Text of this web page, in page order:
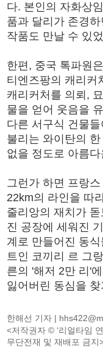
다. 본인의 자화상
품과 달리가 존경
작품도 만날 수 있
한편, 중국 톡파원
티엔즈팡의 캐리커
캐리커처를 의뢰,
물을 얻어 웃음을
다른 서구식 건물
불리는 와이탄의
없을 정도로 아름
그런가 하면 프랑
22km의 라인을 따
줄리앙의 재치가
진 공장에 세워진
계로 만들어진 동
트인 코끼리 르 그
른의 '해저 2만 리'
잃어버린 동심을
한해선 기자 |
<저작권자 © ‘리얼타임
무단전재 및 재배포 금지